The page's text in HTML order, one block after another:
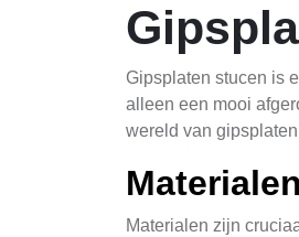
Gipsplaten stucen is
alleen een mooi
wereld van
Materialen zijn